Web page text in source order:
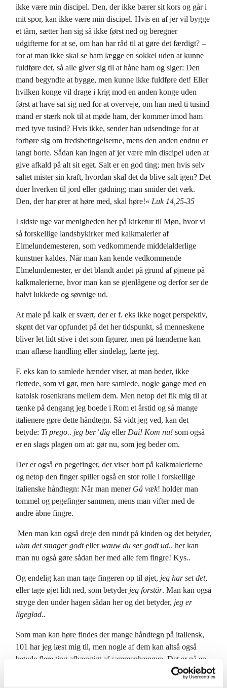
ikke være min discipel. Den, der ikke bærer sit kors og går i
mit spor, kan ikke være min discipel. Hvis en af jer vil bygge
et tårn, sætter han sig så ikke først ned og beregner
udgifterne for at se, om han har råd til at gøre det færdigt? –
for at man ikke skal se ham lægge en sokkel uden at kunne
fuldføre det, så alle giver sig til at håne ham og siger: Den
mand begyndte at bygge, men kunne ikke fuldføre det! Eller
hvilken konge vil drage i krig mod en anden konge uden
først at have sat sig ned for at overveje, om han med ti tusind
mand er stærk nok til at møde ham, der kommer imod ham
med tyve tusind? Hvis ikke, sender han udsendinge for at
forhøre sig om fredsbetingelserne, mens den anden endnu er
langt borte. Sådan kan ingen af jer være min discipel uden at
give afkald på alt sit eget. Salt er en god ting; men hvis selv
saltet mister sin kraft, hvordan skal det da blive salt igen? Det
duer hverken til jord eller gødning; man smider det væk.
Den, der har ører at høre med, skal høre!« Luk 14,25-35
I sidste uge var menigheden her på kirketur til Møn, hvor vi
så forskellige landsbykirker med kalkmalerier af
Elmelundemesteren, som vedkommende middelalderlige
kunstner kaldes. Når man kan kende vedkommende
Elmelundemester, er det blandt andet på grund af øjnene på
kalkmalerierne, hvor man kan se øjenlågene og derfor ser de
halvt lukkede og søvnige ud.
At male på kalk er svært, der er f. eks ikke noget perspektiv,
skønt det var opfundet på det her tidspunkt, så menneskene
bliver let lidt stive i det som figurer, men på hænderne kan
man aflæse handling eller sindelag, lærte jeg.
F. eks kan to samlede hænder viser, at man beder, ikke
flettede, som vi gør, men bare samlede, nogle gange med en
katolsk rosenkrans mellem dem. Men netop det fik mig til at
tænke på dengang jeg boede i Rom et årstid og så mange
italienere gøre dette håndtegn. Så vidt jeg ved, kan det
betyde: Ti prego.. jeg ber’ dig eller Dai! Kom nu! som også
er en slags plagen om at: gør nu, som jeg beder om.
Der er også en pegefinger, der viser bort på kalkmalerierne
og netop den finger spiller også en stor rolle i forskellige
italienske håndtegn: Når man mener Gå væk! holder man
tommel og pegefinger sammen, mens man vifter med de
andre åbne fingre.
Men man kan også dreje den rundt på kinden og det betyder,
uhm det smager godtellerwauw du ser godt ud.. her kan
man nu også gøre sådan her med alle fem fingre! Kys..
Og endelig kan man tage fingeren op til øjet, jeg har set det,
eller tage øjet lidt ned, som betyder jeg forstår. Man kan også
stryge den under hagen sådan her og det betyder, jeg er
ligeglad..
Som man kan høre findes der mange håndtegn på italiensk,
101 har jeg læst mig til, men nogle af dem kan altså også
betyde flere ting afhængigt af sammenhængen. Det er på en
måde op til modtageren af tegnene at forstå dem og sådan er